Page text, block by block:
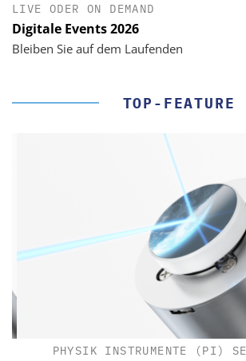
LIVE ODER ON DEMAND
Digitale Events 2026
Bleiben Sie auf dem Laufenden
TOP-FEATURE
PHYSIK INSTRUMENTE (PI)